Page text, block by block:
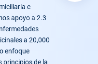
e
apoyo a 2.3
a 20,000
enfoque
principios de la